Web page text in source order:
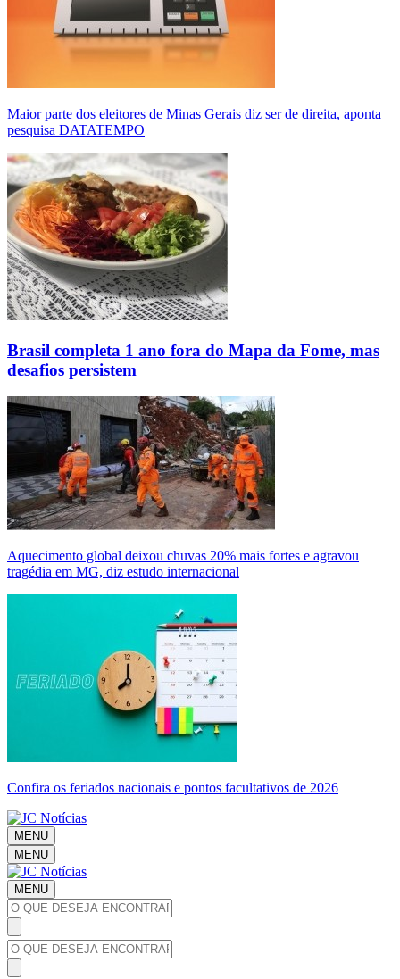
Maior parte dos eleitores de Minas Gerais diz ser de direita, aponta
pesquisa DATATEMPO
Brasil completa 1 ano fora do Mapa da Fome, mas
desafios persistem
Aquecimento global deixou chuvas 20% mais fortes e agravou
tragédia em MG, diz estudo internacional
Confira os feriados nacionais e pontos facultativos de 2026
MENU
MENU
MENU